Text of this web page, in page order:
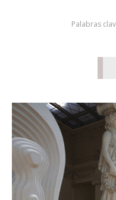
Palabras